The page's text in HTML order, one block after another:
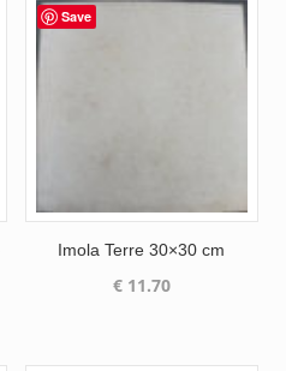
Save
Imola Terre 30×30 cm
€11.70